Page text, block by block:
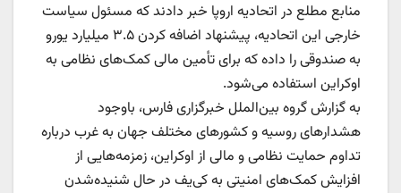
منابع مطلع در اتحادیه اروپا خبر دادند که مسئول سیاست
خارجی این اتحادیه، پیشنهاد اضافه کردن ۳.۵ میلیارد یورو
به صندوقی را داده که برای تأمین مالی کمک‌های نظامی به
اوکراین استفاده می‌شود.
به گزارش گروه بین‌الملل خبرگزاری فارس، باوجود
هشدارهای روسیه و کشورهای مختلف جهان به غرب درباره
تداوم حمایت نظامی و مالی از اوکراین، زمزمه‌هایی از
افزایش کمک‌های امنیتی به کی‌یف در حال شنیده‌شدن